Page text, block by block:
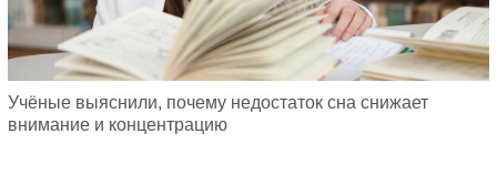
Учёные выяснили, почему недостаток сна снижает
внимание и концентрацию